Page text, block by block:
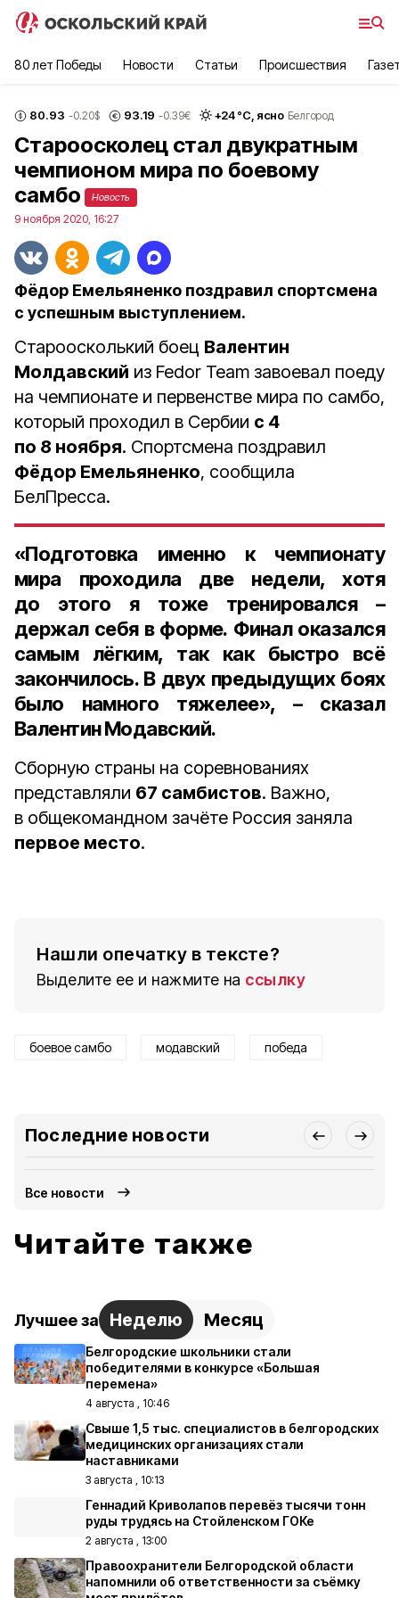
80 лет Победы Новости Статьи Происшествия
80.93 -0.20$ 93.19 -0.39€ +24°С, ясно Белгород
Староосколец стал двукратным
чемпионом мира по боевому
самбо
Новость
9 ноября 2020, 16:27
Фёдор Емельяненко поздравил спортсмена
с успешным выступлением.
Староосколький боец Валентин
Молдавский из Fedor Team завоевал поеду
на чемпионате и первенстве мира по самбо,
который проходил в Сербии с 4
по 8 ноября. Спортсмена поздравил
Фёдор Емельяненко, сообщила
БелПресса.
«Подготовка именно к чемпионату
мира проходила две недели, хотя
до этого я тоже тренировался –
держал себя в форме. Финал оказался
самым лёгким, так как быстро всё
закончилось. В двух предыдущих боях
было намного тяжелее», – сказал
Валентин Модавский.
Сборную страны на соревнованиях
представляли 67 самбистов. Важно,
в общекомандном зачёте Россия заняла
первое место.
Нашли опечатку в тексте?
Выделите ее и нажмите на ссылку
боевое самбо модавский победа
Последние новости
Все новости
Читайте также
Лучшее за Неделю Месяц
Белгородские школьники стали
победителями в конкурсе «Большая
перемена»
4 августа , 10:46
Свыше 1,5 тыс. специалистов в белгородских
медицинских организациях стали
наставниками
3 августа , 10:13
Геннадий Криволапов перевёз тысячи тонн
руды трудясь на Стойленском ГОКе
2 августа , 13:00
Правоохранители Белгородской области
напомнили об ответственности за съёмку